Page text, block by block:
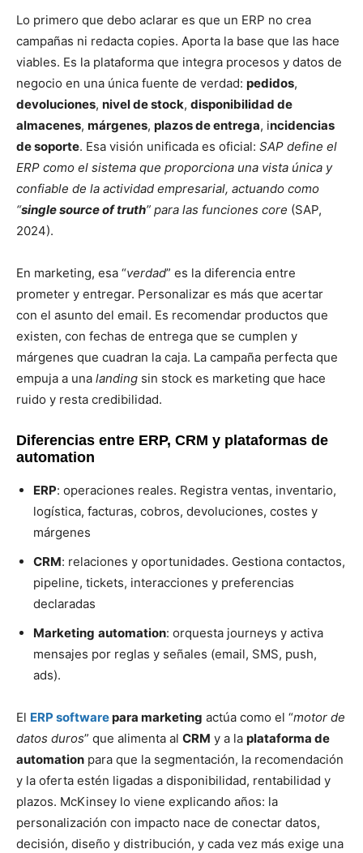
Lo primero que debo aclarar es que un ERP no crea
campañas ni redacta copies. Aporta la base que las hace
viables. Es la plataforma que integra procesos y datos de
negocio en una única fuente de verdad: pedidos,
devoluciones, nivel de stock, disponibilidad de
almacenes, márgenes, plazos de entrega, incidencias
de soporte. Esa visión unificada es oficial: SAP define el
ERP como el sistema que proporciona una vista única y
confiable de la actividad empresarial, actuando como
“single source of truth” para las funciones core (SAP,
2024).
En marketing, esa “verdad” es la diferencia entre
prometer y entregar. Personalizar es más que acertar
con el asunto del email. Es recomendar productos que
existen, con fechas de entrega que se cumplen y
márgenes que cuadran la caja. La campaña perfecta que
empuja a una landing sin stock es marketing que hace
ruido y resta credibilidad.
Diferencias entre ERP, CRM y plataformas de
automation
ERP: operaciones reales. Registra ventas, inventario,
logística, facturas, cobros, devoluciones, costes y
márgenes
CRM: relaciones y oportunidades. Gestiona contactos,
pipeline, tickets, interacciones y preferencias
declaradas
Marketing automation: orquesta journeys y activa
mensajes por reglas y señales (email, SMS, push,
ads).
El ERP softwarepara marketing actúa como el “motor de
datos duros” que alimenta al CRM y a la plataforma de
automation para que la segmentación, la recomendación
y la oferta estén ligadas a disponibilidad, rentabilidad y
plazos. McKinsey lo viene explicando años: la
personalización con impacto nace de conectar datos,
decisión, diseño y distribución, y cada vez más exige una